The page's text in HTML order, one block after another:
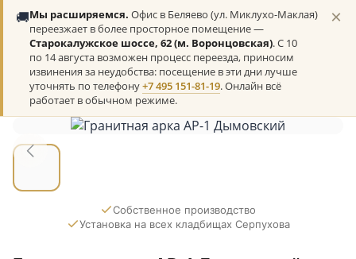
🚚Мы расширяемся. Офис в Беляево (ул. Миклухо-Маклая)
переезжает в более просторное помещение —
Старокалужское шоссе, 62 (м. Воронцовская). С 10
по 14 августа возможен процесс переезда, приносим
извинения за неудобства: посещение в эти дни лучше
уточнять по телефону+7 495 151-81-19. Онлайн всё
работает в обычном режиме.
×
Собственное производство
Установка на всех кладбищах Серпухова